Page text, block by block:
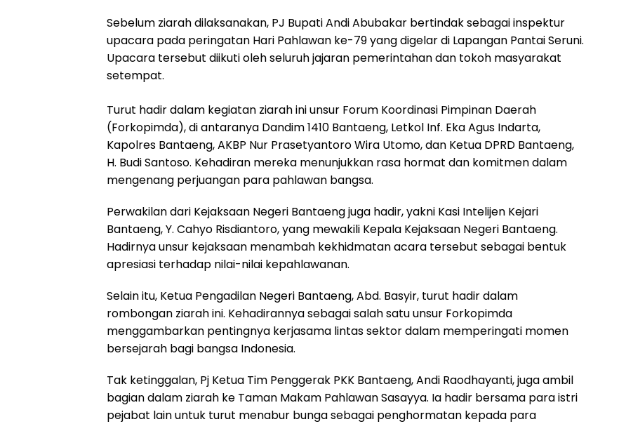
Sebelum ziarah dilaksanakan, PJ Bupati Andi Abubakar bertindak sebagai inspektur
upacara pada peringatan Hari Pahlawan ke-79 yang digelar di Lapangan Pantai Seruni.
Upacara tersebut diikuti oleh seluruh jajaran pemerintahan dan tokoh masyarakat
setempat.
Turut hadir dalam kegiatan ziarah ini unsur Forum Koordinasi Pimpinan Daerah
(Forkopimda), di antaranya Dandim 1410 Bantaeng, Letkol Inf. Eka Agus Indarta,
Kapolres Bantaeng, AKBP Nur Prasetyantoro Wira Utomo, dan Ketua DPRD Bantaeng,
H. Budi Santoso. Kehadiran mereka menunjukkan rasa hormat dan komitmen dalam
mengenang perjuangan para pahlawan bangsa.
Perwakilan dari Kejaksaan Negeri Bantaeng juga hadir, yakni Kasi Intelijen Kejari
Bantaeng, Y. Cahyo Risdiantoro, yang mewakili Kepala Kejaksaan Negeri Bantaeng.
Hadirnya unsur kejaksaan menambah kekhidmatan acara tersebut sebagai bentuk
apresiasi terhadap nilai-nilai kepahlawanan.
Selain itu, Ketua Pengadilan Negeri Bantaeng, Abd. Basyir, turut hadir dalam
rombongan ziarah ini. Kehadirannya sebagai salah satu unsur Forkopimda
menggambarkan pentingnya kerjasama lintas sektor dalam memperingati momen
bersejarah bagi bangsa Indonesia.
Tak ketinggalan, Pj Ketua Tim Penggerak PKK Bantaeng, Andi Raodhayanti, juga ambil
bagian dalam ziarah ke Taman Makam Pahlawan Sasayya. Ia hadir bersama para istri
pejabat lain untuk turut menabur bunga sebagai penghormatan kepada para